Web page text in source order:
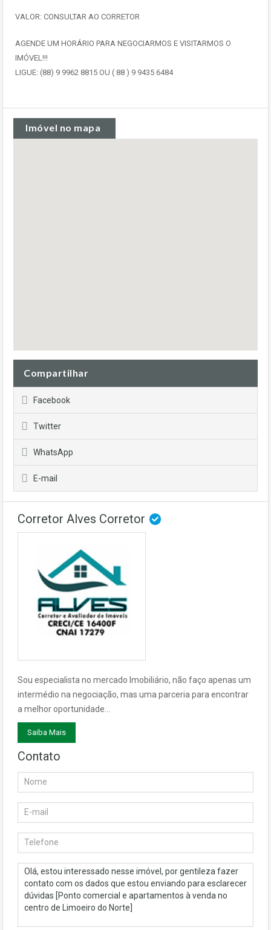
VALOR: CONSULTAR AO CORRETOR
AGENDE UM HORÁRIO PARA NEGOCIARMOS E VISITARMOS O
IMÓVEL!!!
LIGUE: (88) 9 9962 8815 OU ( 88 ) 9 9435 6484
Imóvel no mapa
Compartilhar
Facebook
Twitter
WhatsApp
E-mail
Corretor Alves Corretor
Sou especialista no mercado Imobiliário, não faço apenas um
intermédio na negociação, mas uma parceria para encontrar
a melhor oportunidade…
Saiba Mais
Contato